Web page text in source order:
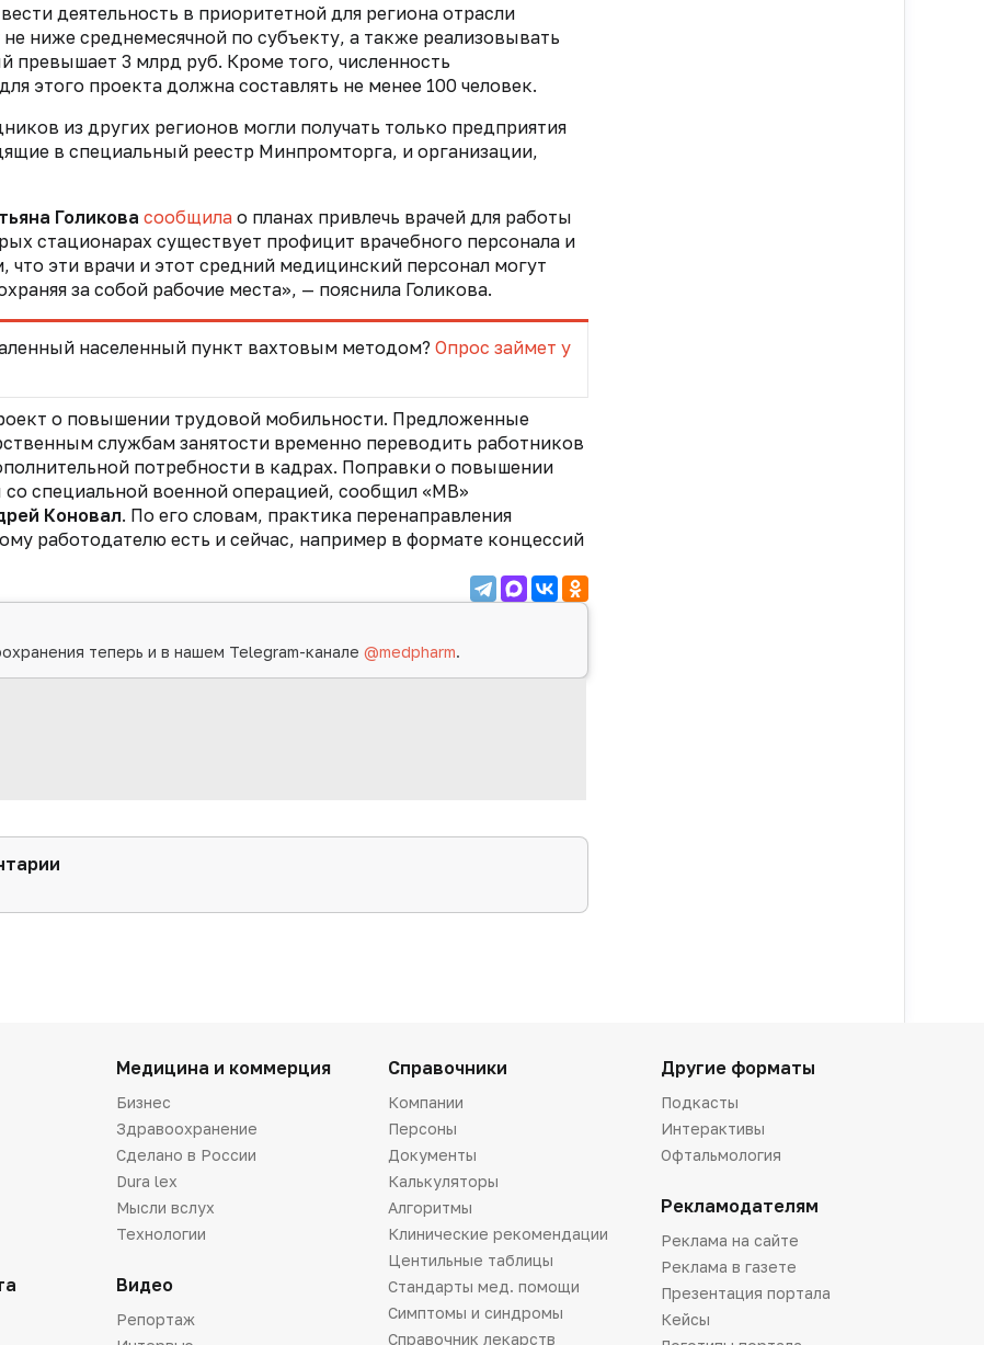
деятельность в приоритетной для региона отрасли
ниже среднемесячной по субъекту, а также реализовывать
3 млрд руб. Кроме того, численность
этого проекта должна составлять не менее 100 человек.
из других регионов могли получать только предприятия
в специальный реестр Минпромторга, и организации,
Голикова сообщила о планах привлечь врачей для работы
стационарах существует профицит врачебного персонала и
эти врачи и этот средний медицинский персонал могут
за собой рабочие места», — пояснила Голикова.
населенный пункт вахтовым методом? Опрос займет у
о повышении трудовой мобильности. Предложенные
службам занятости временно переводить работников
потребности в кадрах. Поправки о повышении
специальной военной операцией, сообщил «МВ»
Коновал. По его словам, практика перенаправления
работодателю есть и сейчас, например в формате концессий
теперь и в нашем Telegram-канале@medpharm.
Медицина и коммерция
Бизнес
Здравоохранение
Сделано в России
Dura lex
Мысли вслух
Технологии
Видео
Репортаж
Справочники
Компании
Персоны
Документы
Калькуляторы
Алгоритмы
Клинические рекомендации
Центильные таблицы
Стандарты мед. помощи
Симптомы и синдромы
Справочник лекарств
Другие форматы
Подкасты
Интерактивы
Офтальмология
Рекламодателям
Реклама на сайте
Реклама в газете
Презентация портала
Кейсы